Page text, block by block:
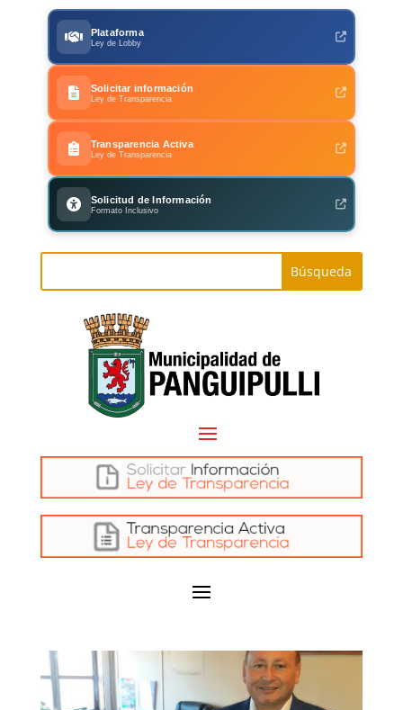
Plataforma
Ley de Lobby
Solicitar información
Ley de Transparencia
Transparencia Activa
Ley de Transparencia
Solicitud de Información
Formato Inclusivo